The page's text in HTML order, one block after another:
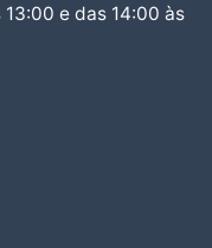
e das 14:00 às